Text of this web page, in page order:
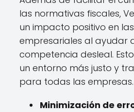
las normativas fiscales,
un impacto positivo en
empresariales al ayudar
competencia desleal.
un entorno más justo y
para todas las empresas.
Minimización de